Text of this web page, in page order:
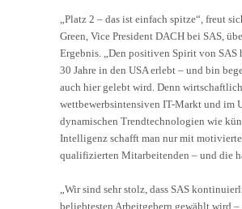
„Platz 2 – das ist einfach spitze“, freut
Green, Vice President DACH bei SAS,
Ergebnis. „Den positiven Spirit von SAS
30 Jahre in den USA erlebt – und bin
auch hier gelebt wird. Denn
wettbewerbsintensiven IT-Markt und im
dynamischen Trendtechnologien wie
Intelligenz schafft man nur mit
qualifizierten Mitarbeitenden – und die
„Wir sind sehr stolz, dass SAS
beliebtesten Arbeitgebern gewählt wird –